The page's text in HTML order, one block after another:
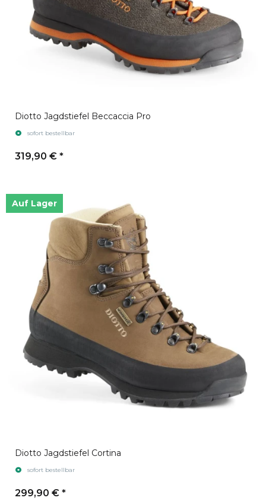
Diotto Jagdstiefel Beccaccia Pro
sofort bestellbar
319,90 € *
Auf Lager
Diotto Jagdstiefel Cortina
sofort bestellbar
299,90 € *